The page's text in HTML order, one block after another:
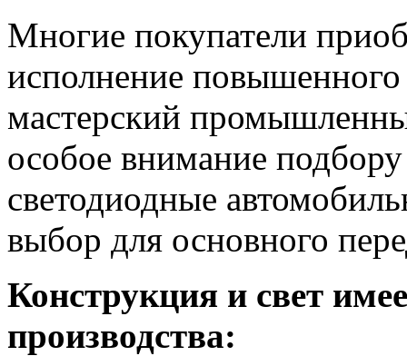
Многие покупатели
исполнение повышенного
мастерский
особое внимание
светодиодные
выбор для основного
Конструкция и свет
производства: